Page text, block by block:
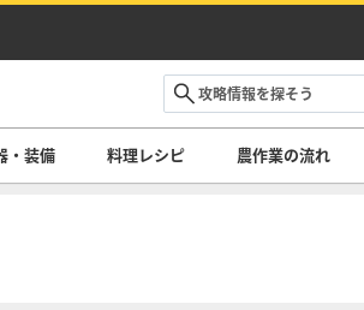
・装備 料理レシピ 農作業の流れ